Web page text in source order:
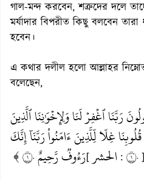
গাল-মন্দ করবেন, শত্রুদের দলে
মর্যাদার বিপরীত কিছু বলবেন তারা
হবেন।
এ কথার দলীল হলো আল্লাহর
বলেছেন,
رَبَّنَا ٱغۡفِرۡ لَنَا وَلِإِخۡوَٰنِنَا ٱلَّذِينَ
غِلّٗا لِّلَّذِينَ ءَامَنُواْ رَبَّنَآ إِنَّكَ
رَءُوفٞ رَّحِيمٌ ١٠ ﴾[الحشر : ]